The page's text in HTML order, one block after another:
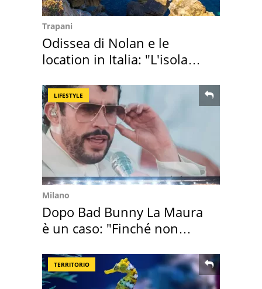
Trapani
Odissea di Nolan e le
location in Italia: "L'isola
LIFESTYLE
Milano
Dopo Bad Bunny La Maura
è un caso: "Finché non
TERRITORIO